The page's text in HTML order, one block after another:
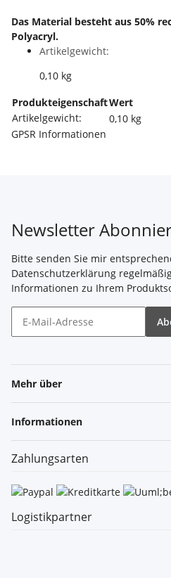
Das Material besteht aus 50%
Polyacryl.
Artikelgewicht:
0,10 kg
ProdukteigenschaftWert
Artikelgewicht:
0,10 kg
GPSR Informationen
Newsletter
Bitte senden Sie mir
Datenschutzerklärung
Informationen zu Ihrem
Mehr über
Informationen
Zahlungsarten
Logistikpartner